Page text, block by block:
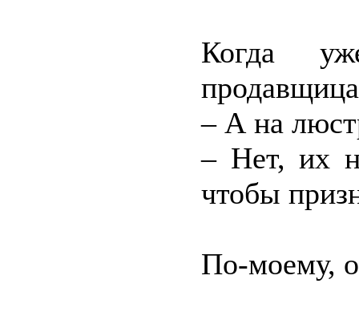
Когда
– А на
– Нет, их
чтобы
По-моему,